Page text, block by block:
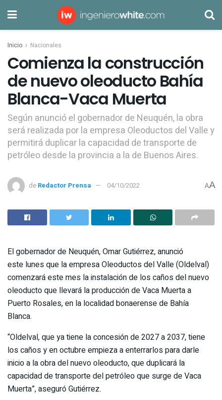
Inicio Nacionales
Comienza la construcción
de nuevo oleoducto Bahía
Blanca-Vaca Muerta
Según anunció el gobernador de Neuquén, la obra
será realizada por la empresa Oleoductos del Valle y
permitirá duplicar la capacidad de transporte de
petróleo desde la provincia a la de Buenos Aires.
de Redactor Prensa 04/10/2022 AA
El gobernador de Neuquén, Omar Gutiérrez, anunció
este lunes que la empresa Oleoductos del Valle (Oldelval)
comenzará este mes la instalación de los caños del nuevo
oleoducto que llevará la producción de Vaca Muerta a
Puerto Rosales, en la localidad bonaerense de Bahía
Blanca.
“Oldelval, que ya tiene la concesión de 2027 a 2037, tiene
los caños y en octubre empieza a enterrarlos para darle
inicio a la obra del nuevo oleoducto, que duplicará la
capacidad de transporte del petróleo que surge de Vaca
Muerta”, aseguró Gutiérrez.